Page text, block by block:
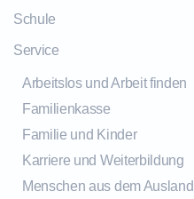
Schule
Service
Arbeitslos und Arbeit finden
Familienkasse
Familie und Kinder
Karriere und Weiterbildung
Menschen aus dem Ausland